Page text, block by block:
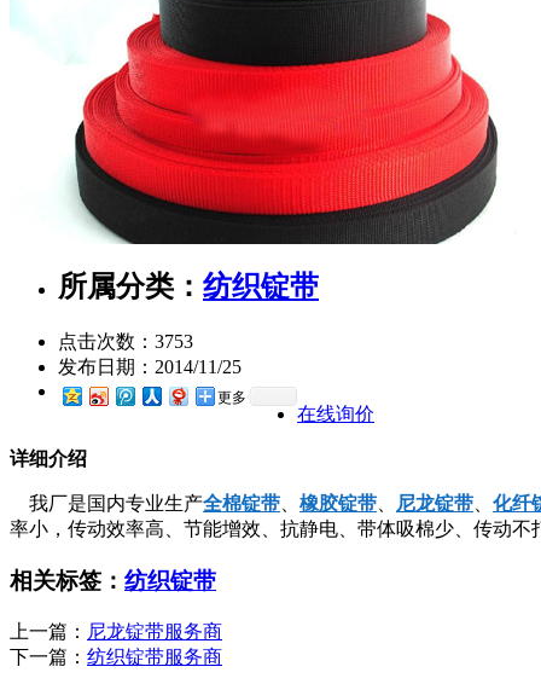
所属分类： 纺织锭带
点击次数： 3753
发布日期： 2014/11/25
更多
在线询价
详细介绍
我厂是国内专业生产全棉锭带 橡胶锭带 尼龙锭带
化纤
率小，传动效率高、节能增效、抗静电、带体吸棉少、传动
相关标签： 纺织锭带
上一篇： 尼龙锭带服务商
下一篇： 纺织锭带服务商